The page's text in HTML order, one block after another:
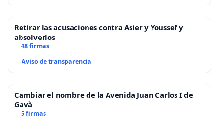
Retirar las acusaciones contra Asier y Youssef y
absolverlos
48 firmas
Aviso de transparencia
Cambiar el nombre de la Avenida Juan Carlos I de
Gavà
5 firmas